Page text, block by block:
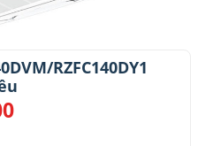
RZFC140DY1
Giá